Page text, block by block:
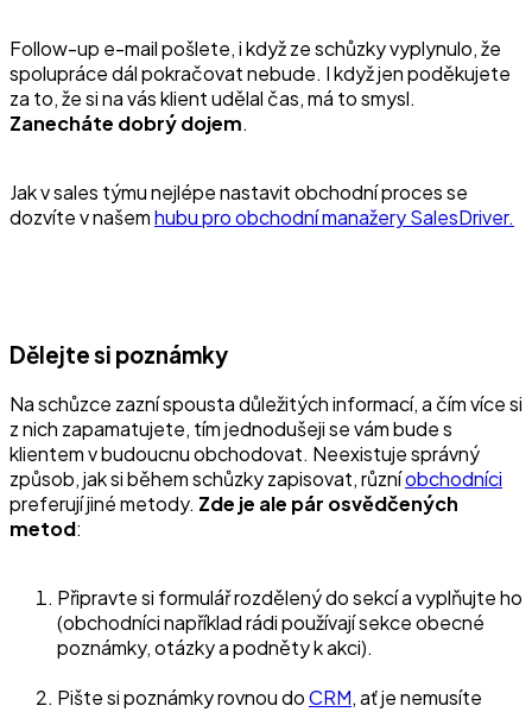
Follow-up e-mail pošlete, i když ze schůzky vyplynulo, že
spolupráce dál pokračovat nebude. I když jen poděkujete
za to, že si na vás klient udělal čas, má to smysl.
Zanecháte dobrý dojem.
Jak v sales týmu nejlépe nastavit obchodní proces se
dozvíte v našemhubu pro obchodní manažery SalesDriver.
Dělejte si poznámky
Na schůzce zazní spousta důležitých informací, a čím více si
z nich zapamatujete, tím jednodušeji se vám bude s
klientem v budoucnu obchodovat. Neexistuje správný
způsob, jak si během schůzky zapisovat, různíobchodníci
preferují jiné metody. Zde je ale pár osvědčených
metod:
Připravte si formulář rozdělený do sekcí a vyplňujte ho
(obchodníci například rádi používají sekce obecné
poznámky, otázky a podněty k akci).
Pište si poznámky rovnou doCRM, ať je nemusíte